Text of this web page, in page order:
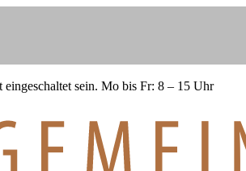
sein. Mo bis Fr: 8 – 15 Uhr